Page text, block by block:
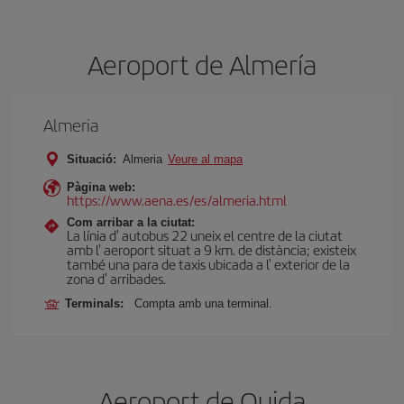
Aeroport de Almería
Almeria
Situació: Almeria Veure al mapa
Pàgina web:
https://www.aena.es/es/almeria.html
Com arribar a la ciutat:
La línia d' autobus 22 uneix el centre de la ciutat
amb l' aeroport situat a 9 km. de distància; existeix
també una para de taxis ubicada a l' exterior de la
zona d' arribades.
Terminals: Compta amb una terminal.